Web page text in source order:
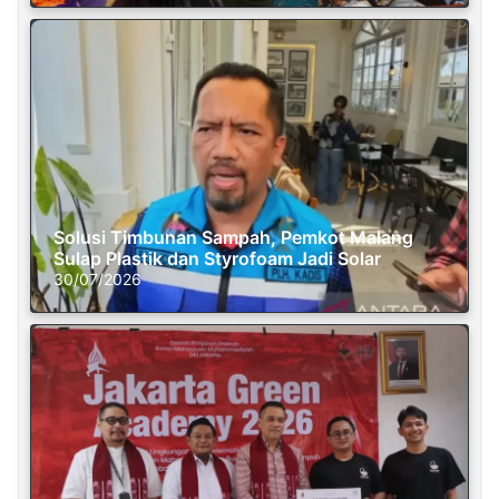
Solusi Timbunan Sampah, Pemkot Malang
Sulap Plastik dan Styrofoam Jadi Solar
30/07/2026